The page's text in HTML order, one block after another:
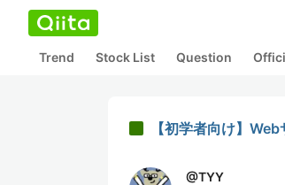
Trend Stock List Question
【初学者向け】
@TYY